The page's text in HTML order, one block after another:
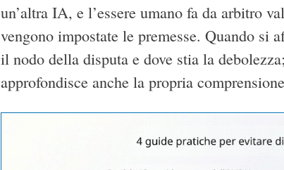
un’altra IA, e l’essere umano fa da arbitro
vengono impostate le premesse. Quando si
il nodo della disputa e dove stia la
approfondisce anche la propria